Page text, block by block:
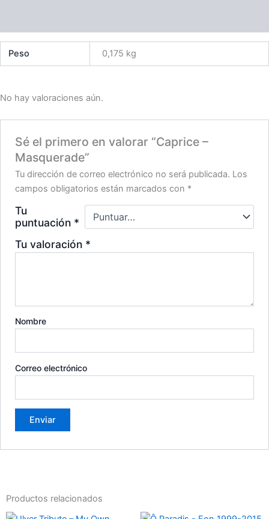
Peso 0,175 kg
No hay valoraciones aún.
Sé el primero en valorar “Caprice –
Masquerade”
Tu dirección de correo electrónico no será publicada. Los
campos obligatorios están marcados con *
Tu
puntuación *
Tu valoración *
Nombre
Correo electrónico
Productos relacionados